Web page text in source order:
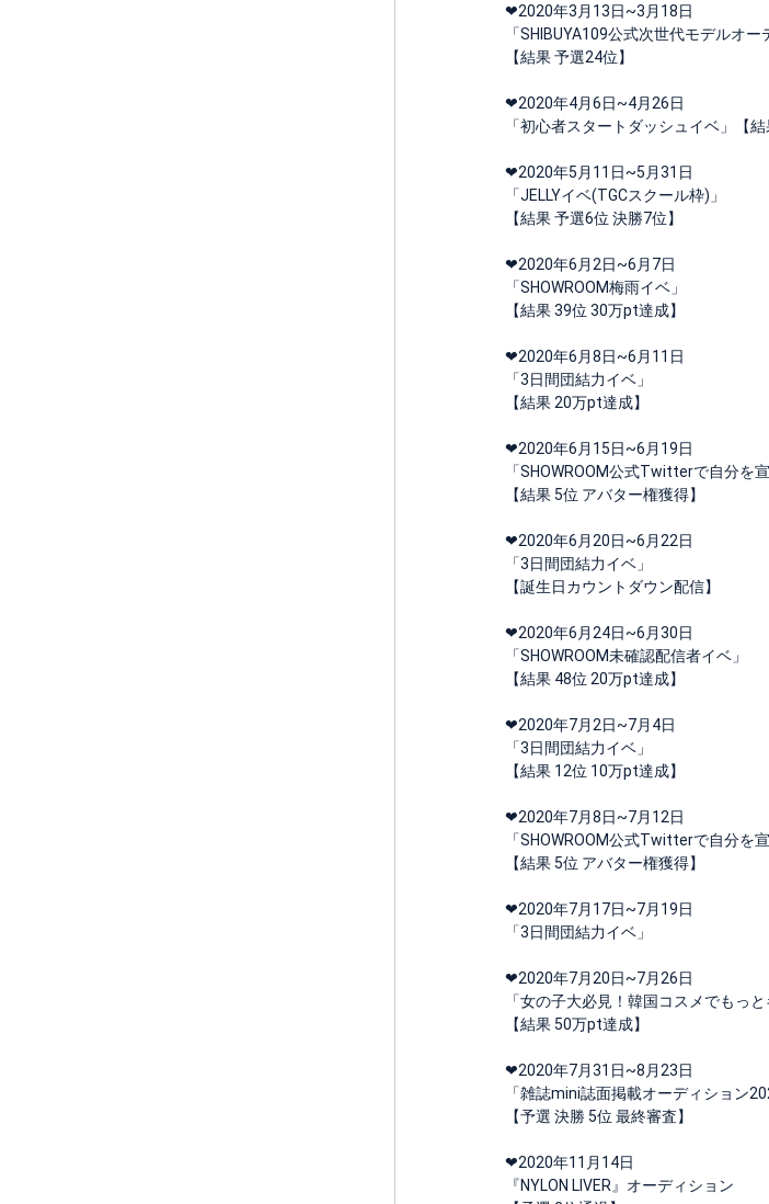
‎❤︎2020年3月13日~3月18日
「SHIBUYA109公式次世代モデルオー
‎【結果 予選24位】
‎❤︎2020年4月6日~4月26日
「初心者スタートダッシュイベ」【
‎❤︎2020年5月11日~5月31日
‎「JELLYイベ(TGCスクール枠)」
‎【結果 予選6位 決勝7位】
‎❤︎2020年6月2日~6月7日
‎「SHOWROOM梅雨イベ」
‎【結果 39位 30万pt達成】
‎❤︎2020年6月8日~6月11日
‎「3日間団結力イベ」
‎【結果 20万pt達成】
‎❤︎2020年6月15日~6月19日
「SHOWROOM公式Twitterで自分を
‎【結果 5位 アバター権獲得】
‎❤︎2020年6月20日~6月22日
‎「3日間団結力イベ」
‎【誕生日カウントダウン配信】
‎❤︎2020年6月24日~6月30日
‎「SHOWROOM未確認配信者イベ」
‎【結果 48位 20万pt達成】
‎❤︎2020年7月2日~7月4日
‎「3日間団結力イベ」
‎【結果 12位 10万pt達成】
‎❤︎2020年7月8日~7月12日
「SHOWROOM公式Twitterで自分を
‎【結果 5位 アバター権獲得】
‎❤︎2020年7月17日~7月19日
‎「3日間団結力イベ」
‎❤︎2020年7月20日~7月26日
「女の子大必見！韓国コスメでもっ
‎【結果 50万pt達成】
‎❤︎2020年7月31日~8月23日
「雑誌mini誌面掲載オーディション
‎【予選 決勝 5位 最終審査】
‪‪❤︎‬2020年11月14日
『NYLON LIVER』オーディション